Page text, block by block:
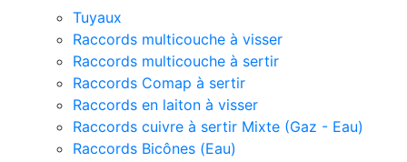
Tuyaux
Raccords multicouche à visser
Raccords multicouche à sertir
Raccords Comap à sertir
Raccords en laiton à visser
Raccords cuivre à sertir Mixte (Gaz - Eau)
Raccords Bicônes (Eau)